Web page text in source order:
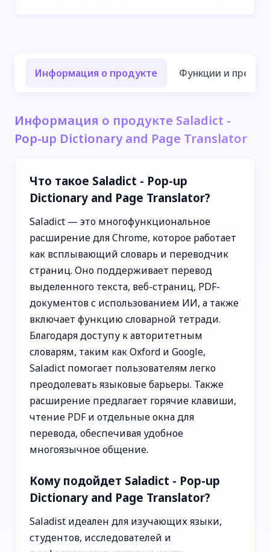
Информация о продукте Функции и
Информация о продукте Saladict -
Pop-up Dictionary and Page Translator
Что такое Saladict - Pop-up
Dictionary and Page Translator?
Saladict — это многофункциональное
расширение для Chrome, которое работает
как всплывающий словарь и переводчик
страниц. Оно поддерживает перевод
выделенного текста, веб-страниц, PDF-
документов с использованием ИИ, а также
включает функцию словарной тетради.
Благодаря доступу к авторитетным
словарям, таким как Oxford и Google,
Saladict помогает пользователям легко
преодолевать языковые барьеры. Также
расширение предлагает горячие клавиши,
чтение PDF и отдельные окна для
перевода, обеспечивая удобное
многоязычное общение.
Кому подойдет Saladict - Pop-up
Dictionary and Page Translator?
Saladist идеален для изучающих языки,
студентов, исследователей и